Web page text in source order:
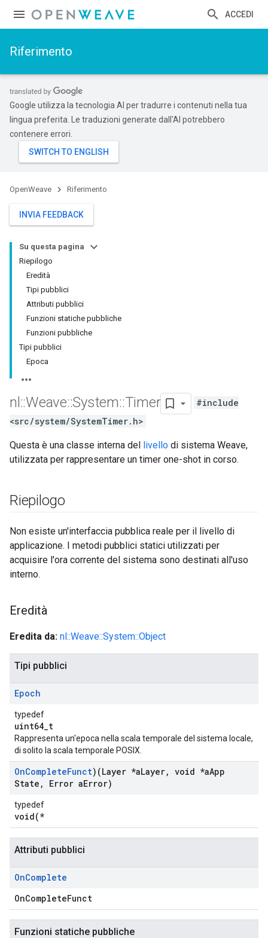
ACCEDI
Riferimento
Google utilizza la tecnologia AI per tradurre i contenuti nella tua
lingua preferita. Le traduzioni generate dall'AI potrebbero
contenere errori.
OpenWeave Riferimento
INVIA FEEDBACK
Su questa pagina
Riepilogo
Eredità
Tipi pubblici
Attributi pubblici
Funzioni statiche pubbliche
Funzioni pubbliche
Tipi pubblici
Epoca
nl ::Weave::System::Timer
#include
<src/system/SystemTimer.h>
Questa è una classe interna del livello di sistema Weave,
utilizzata per rappresentare un timer one-shot in corso.
Riepilogo
Non esiste un'interfaccia pubblica reale per il livello di
applicazione. I metodi pubblici statici utilizzati per
acquisire l'ora corrente del sistema sono destinati all'uso
interno.
Eredità
Eredita da: nl::Weave::System::Object
Tipi pubblici
Epoch
typedef
uint64_t
Rappresenta un'epoca nella scala temporale del sistema locale,
di solito la scala temporale POSIX.
OnCompleteFunct)(Layer *aLayer, void *aApp
State , Error aError)
typedef
void(*
Attributi pubblici
OnComplete
OnCompleteFunct
Funzioni statiche pubbliche